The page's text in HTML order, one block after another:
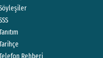
Rehberi